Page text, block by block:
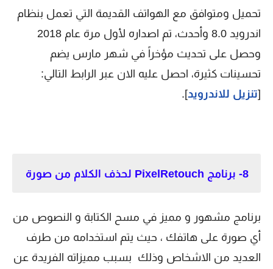
تحميل ومتوافق مع الهواتف القديمة التي تعمل بنظام
اندرويد 8.0 وأحدث، تم اصداره لأول مرة عام 2018
وحصل على تحديث مؤخراً في شهر مارس يضم
تحسينات كثيرة، احصل عليه الان عبر الرابط التالي:
[تنزيل للاندرويد].
8- برنامج PixelRetouch لحذف الكلام من صورة
برنامج مشهور و مميز في مسح الكتابة و النصوص من
أي صورة على هاتفك ، حيث يتم استخدامه من طرف
العديد من الاشخاص وذلك بسبب مميزاته الفريدة عن